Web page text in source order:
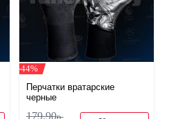
-44%
Перчатки вратарские
черные
179.90р.